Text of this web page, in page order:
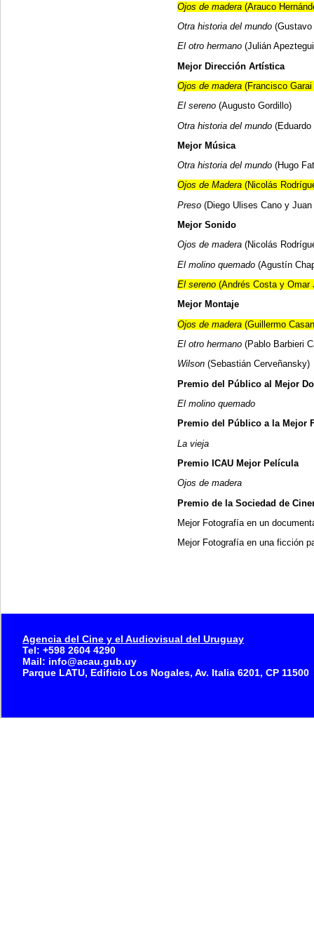
Ojos de madera (Arauco
Otra historia del mundo (Gustavo
El otro hermano (Julián
Mejor Dirección Artística
Ojos de madera (Francisco
El sereno (Augusto Gordillo)
Otra historia del mundo (Eduardo
Mejor Música
Otra historia del mundo (Hugo
Ojos de Madera (Nicolás
Preso (Diego Ulises Cano y
Mejor Sonido
Ojos de madera (Nicolás
El molino quemado (Agustín
El sereno (Andrés Costa y Omar
Mejor Montaje
Ojos de madera (Guillermo
El otro hermano (Pablo Barbieri
Wilson (Sebastián Cerveñansky)
Premio del Público al Mejor
El molino quemado
Premio del Público a la Mejor
La vieja
Premio ICAU Mejor Película
Ojos de madera
Premio de la Sociedad de
Mejor Fotografía en un
Mejor Fotografía en una ficción
Agencia del Cine y el Audiovisual del Uruguay
Tel: +598 2604 4290
Mail: info@acau.gub.uy
Parque LATU, Edificio Los Nogales, Av. Italia 6201, CP 11500